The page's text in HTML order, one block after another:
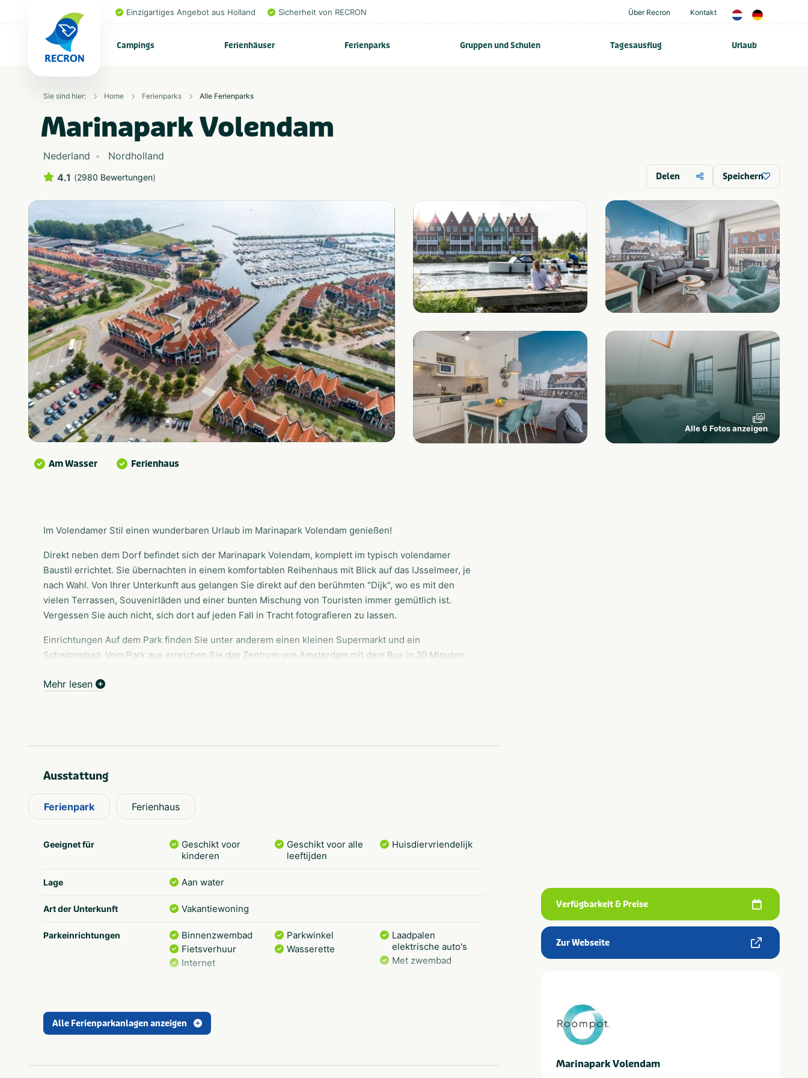
Einzigartiges Angebot aus Holland Sicherheit von RECRON Über Recron Kontakt
Campings Ferienhäuser Ferienparks Gruppen und Schulen Tagesausflug Urlaub
Sie sind hier: Home Ferienparks Alle Ferienparks
Marinapark Volendam
Nederland
Nordholland
4.1 (2980 Bewertungen) Delen Speichern
Alle 6 Fotos anzeigen
Am Wasser Ferienhaus
Im Volendamer Stil einen wunderbaren Urlaub im Marinapark Volendam genießen!
Direkt neben dem Dorf befindet sich der Marinapark Volendam, komplett im typisch volendamer
Baustil errichtet. Sie übernachten in einem komfortablen Reihenhaus mit Blick auf das IJsselmeer, je
nach Wahl. Von Ihrer Unterkunft aus gelangen Sie direkt auf den berühmten "Dijk", wo es mit den
vielen Terrassen, Souvenirläden und einer bunten Mischung von Touristen immer gemütlich ist.
Vergessen Sie auch nicht, sich dort auf jeden Fall in Tracht fotografieren zu lassen.
Einrichtungen Auf dem Park finden Sie unter anderem einen kleinen Supermarkt und ein
Schwimmbad. Vom Park aus erreichen Sie das Zentrum von Amsterdam mit dem Bus in 20 Minuten,
Attraktion. Genießen Sie ein paar Tage authentisches Holland im Marinapark Volendam!
Mehr lesen
Ausstattung
Ferienpark Ferienhaus
Geeignet für
Geschikt voor
kinderen
Geschikt voor alle
leeftijden
Huisdiervriendelijk
Lage Aan water
Art der Unterkunft Vakantiewoning
Parkeinrichtungen
Binnenzwembad
Fietsverhuur
Internet
Parkwinkel
Wasserette
Laadpalen
elektrische auto's
Met zwembad
Speziell für Kinder Animatieprogramma
Alle Ferienparkanlagen anzeigen
Verfügbarkeit & Preise
Zur Webseite
Marinapark Volendam